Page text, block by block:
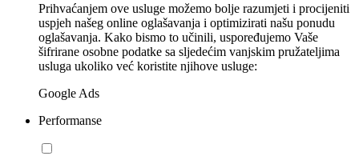
Prihvaćanjem ove usluge možemo bolje razumjeti i procijeniti
uspjeh našeg online oglašavanja i optimizirati našu ponudu
oglašavanja. Kako bismo to učinili, uspoređujemo Vaše
šifrirane osobne podatke sa sljedećim vanjskim pružateljima
usluga ukoliko već koristite njihove usluge:
Google Ads
Performanse